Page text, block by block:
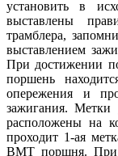
установить в
выставлены
трамблера,
выставлением
При достижении
поршень
опережения и
зажигания. Метки
расположены на
проходит 1-ая
ВМТ поршня. При